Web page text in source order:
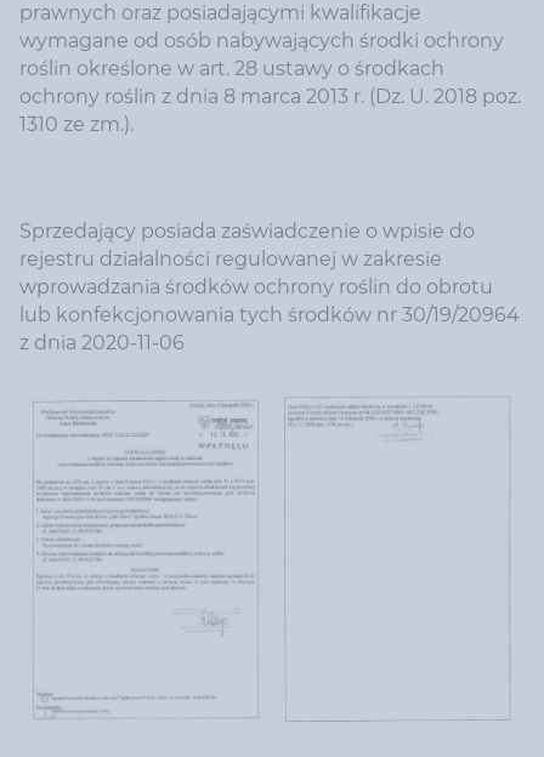
prawnych oraz posiadającymi kwalifikacje
wymagane od osób nabywających środki ochrony
roślin określone w art. 28 ustawy o środkach
ochrony roślin z dnia 8 marca 2013 r. (Dz. U. 2018 poz.
1310 ze zm.).
Sprzedający posiada zaświadczenie o wpisie do
rejestru działalności regulowanej w zakresie
wprowadzania środków ochrony roślin do obrotu
lub konfekcjonowania tych środków nr 30/19/20964
z dnia 2020-11-06